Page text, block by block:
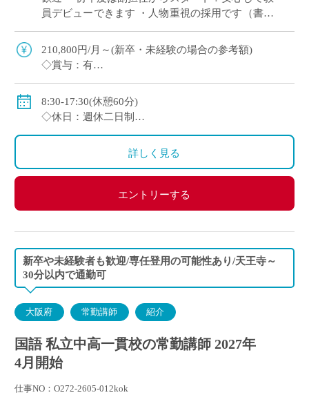
員デビューできます ・人物重視の採用です（書類
曜日＋日曜、祝日休み） ・2～3年後を […]
210,800円/月～(新卒・未経験の場合の参考額)
◇賞与：有
◇保険：私学共済、雇用保険、労災保険
8:30-17:30(休憩60分)
◇休日：週休二日制
日曜日、祝日、その他学校スケジュールによる
詳しく見る
エントリーする
新卒や未経験者も歓迎/専任登用の可能性あり/天王寺～
30分以内で通勤可
大阪府 常勤講師 紹介
国語 私立中高一貫校の常勤講師 2027年
4月開始
仕事NO：O272-2605-012kok